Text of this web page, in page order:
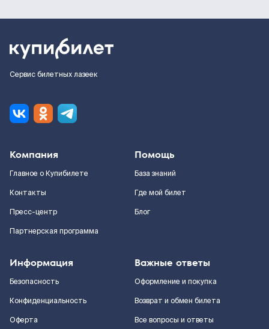
Сервис билетных лазеек
Компания
Главное о Купибилете
Контакты
Пресс-центр
Партнерская программа
Помощь
База знаний
Где мой билет
Блог
Информация
Безопасность
Конфиденциальность
Оферта
Важные ответы
Оформление и покупка
Возврат и обмен билета
Все вопросы и ответы